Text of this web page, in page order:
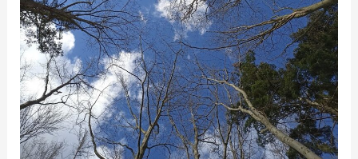
výroba
dubové
tinktury